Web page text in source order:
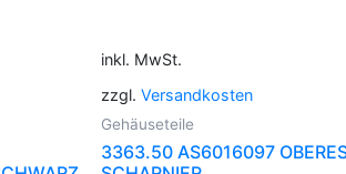
inkl. MwSt.
zzgl. Versandkosten
Gehäuseteile
3363.50 AS6016097